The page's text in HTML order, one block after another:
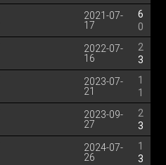
2021-07-
17
6
0
2022-07-
16
2
3
2023-07-
21
1
1
2023-09-
27
2
3
2024-07-
26
1
3